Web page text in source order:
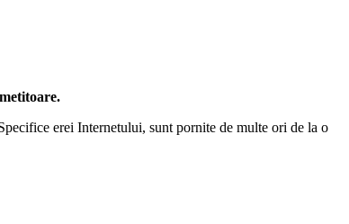
erei Internetului, sunt pornite de multe ori de la o